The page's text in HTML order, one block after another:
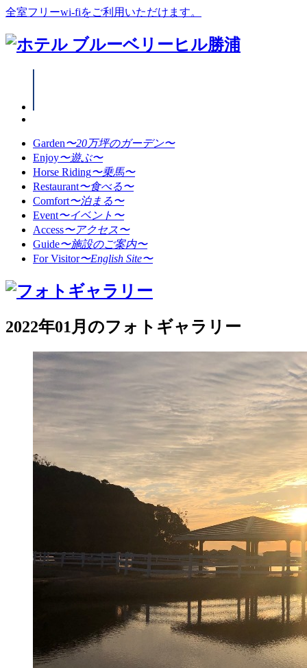
全室フリーwi-fiをご利用いただけます。
Garden〜20万坪のガーデン〜
Enjoy〜遊ぶ〜
Horse Riding〜乗馬〜
Restaurant〜食べる〜
Comfort〜泊まる〜
Event〜イベント〜
Access〜アクセス〜
Guide〜施設のご案内〜
For Visitor〜English Site〜
2022年01月のフォトギャラリー